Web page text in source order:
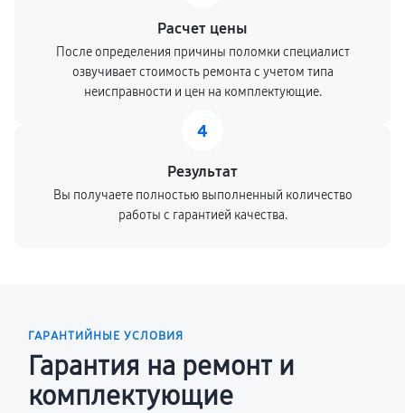
Расчет цены
После определения причины поломки специалист
озвучивает стоимость ремонта с учетом типа
неисправности и цен на комплектующие.
4
Результат
Вы получаете полностью выполненный количество
работы с гарантией качества.
ГАРАНТИЙНЫЕ УСЛОВИЯ
Гарантия на ремонт и
комплектующие